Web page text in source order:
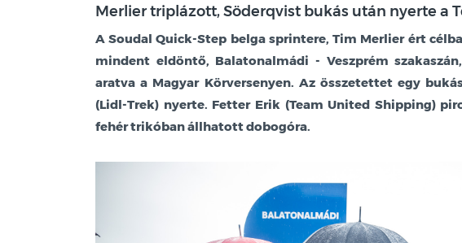
Merlier triplázott, Söderqvist bukás után nyerte a
A Soudal Quick-Step belga sprintere, Tim Merlier ért
mindent eldöntő, Balatonalmádi - Veszprém
aratva a Magyar Körversenyen. Az összetettet egy
(Lidl-Trek) nyerte. Fetter Erik (Team United Shipping)
fehér trikóban állhatott dobogóra.